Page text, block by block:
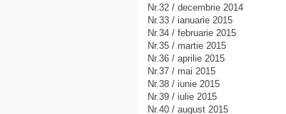
Nr.32 / decembrie 2014
Nr.33 / ianuarie 2015
Nr.34 / februarie 2015
Nr.35 / martie 2015
Nr.36 / aprilie 2015
Nr.37 / mai 2015
Nr.38 / iunie 2015
Nr.39 / iulie 2015
Nr.40 / august 2015